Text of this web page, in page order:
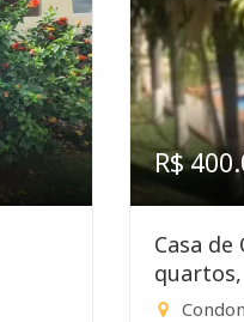
R$
Casa
quartos,